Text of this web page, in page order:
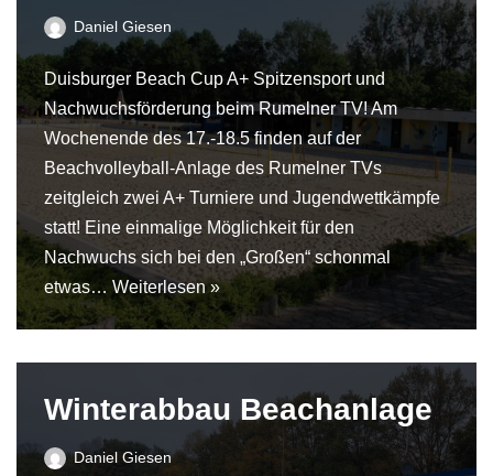
Daniel Giesen
Duisburger Beach Cup A+ Spitzensport und
Nachwuchsförderung beim Rumelner TV! Am
Wochenende des 17.-18.5 finden auf der
Beachvolleyball-Anlage des Rumelner TVs
zeitgleich zwei A+ Turniere und Jugendwettkämpfe
statt! Eine einmalige Möglichkeit für den
Nachwuchs sich bei den „Großen“ schonmal
etwas… Weiterlesen »
Winterabbau Beachanlage
Daniel Giesen